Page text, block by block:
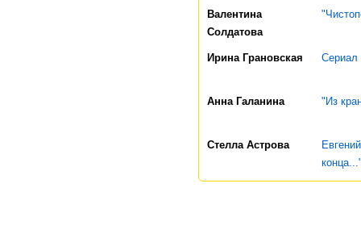
Валентина
Солдатова
Ирина Грановская Сериал
Анна Галанина "Из
Стелла Астрова